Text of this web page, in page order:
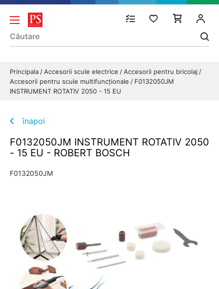
Principala Accesorii scule electrice
Accesorii pentru bricolaj
Accesorii pentru scule multifuncționale
F0132050JM
INSTRUMENT ROTATIV 2050 - 15 EU
înapoi
F0132050JM INSTRUMENT ROTATIV 2050
- 15 EU - ROBERT BOSCH
F0132050JM